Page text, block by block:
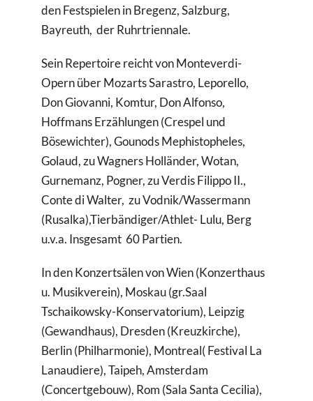
den Festspielen in Bregenz, Salzburg,
Bayreuth, der Ruhrtriennale.
Sein Repertoire reicht von Monteverdi-
Opern über Mozarts Sarastro, Leporello,
Don Giovanni, Komtur, Don Alfonso,
Hoffmans Erzählungen (Crespel und
Bösewichter), Gounods Mephistopheles,
Golaud, zu Wagners Holländer, Wotan,
Gurnemanz, Pogner, zu Verdis Filippo II.,
Conte di Walter, zu Vodnik/Wassermann
(Rusalka),Tierbändiger/Athlet- Lulu, Berg
u.v.a. Insgesamt 60 Partien.
In den Konzertsälen von Wien (Konzerthaus
u. Musikverein), Moskau (gr.Saal
Tschaikowsky-Konservatorium), Leipzig
(Gewandhaus), Dresden (Kreuzkirche),
Berlin (Philharmonie), Montreal( Festival La
Lanaudiere), Taipeh, Amsterdam
(Concertgebouw), Rom (Sala Santa Cecilia),